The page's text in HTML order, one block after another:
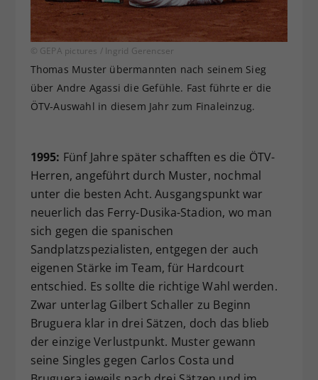
© GEPA pictures / Ingrid Gerencser
Thomas Muster übermannten nach seinem Sieg
über Andre Agassi die Gefühle. Fast führte er die
ÖTV-Auswahl in diesem Jahr zum Finaleinzug.
1995: Fünf Jahre später schafften es die ÖTV-
Herren, angeführt durch Muster, nochmal
unter die besten Acht. Ausgangspunkt war
neuerlich das Ferry-Dusika-Stadion, wo man
sich gegen die spanischen
Sandplatzspezialisten, entgegen der auch
eigenen Stärke im Team, für Hardcourt
entschied. Es sollte die richtige Wahl werden.
Zwar unterlag Gilbert Schaller zu Beginn
Bruguera klar in drei Sätzen, doch das blieb
der einzige Verlustpunkt. Muster gewann
seine Singles gegen Carlos Costa und